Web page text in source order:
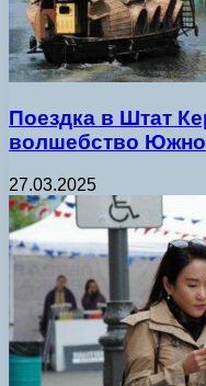
Поездка в Штат
волшебство
27.03.2025